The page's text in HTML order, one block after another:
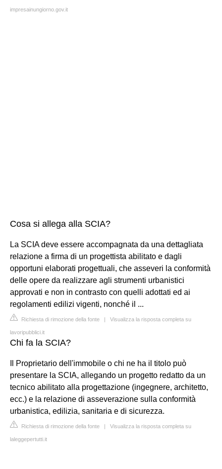
impresainungiorno.gov.it
Cosa si allega alla SCIA?
La SCIA deve essere accompagnata da una dettagliata
relazione a firma di un progettista abilitato e dagli
opportuni elaborati progettuali, che asseveri la conformità
delle opere da realizzare agli strumenti urbanistici
approvati e non in contrasto con quelli adottati ed ai
regolamenti edilizi vigenti, nonché il ...
Richiesta di rimozione della fonte | Visualizza la risposta completa su
lavoripubblici.it
Chi fa la SCIA?
Il Proprietario dell'immobile o chi ne ha il titolo può
presentare la SCIA, allegando un progetto redatto da un
tecnico abilitato alla progettazione (ingegnere, architetto,
ecc.) e la relazione di asseverazione sulla conformità
urbanistica, edilizia, sanitaria e di sicurezza.
Richiesta di rimozione della fonte | Visualizza la risposta completa su
laleggepertutti.it